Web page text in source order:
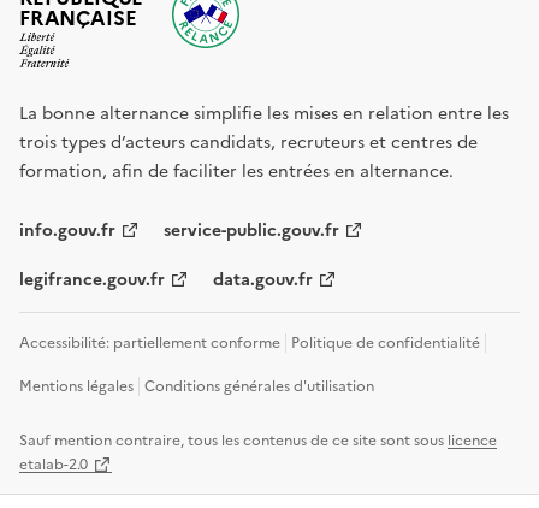
FRANÇAISE
La bonne alternance simplifie les mises en relation entre les
trois types d’acteurs candidats, recruteurs et centres de
formation, afin de faciliter les entrées en alternance.
info.gouv.fr service-public.gouv.fr
legifrance.gouv.fr data.gouv.fr
Accessibilité: partiellement conforme Politique de confidentialité
Mentions légales Conditions générales d'utilisation
Sauf mention contraire, tous les contenus de ce site sont sous licence
etalab-2.0